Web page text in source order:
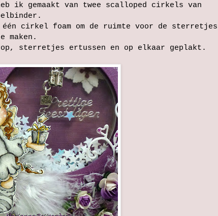
ik gemaakt van twee scalloped cirkels van
één cirkel foam om de ruimte voor de sterretjes
maken.
sterretjes ertussen en op elkaar geplakt.